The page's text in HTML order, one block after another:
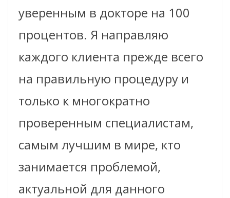
уверенным в докторе на 100
процентов. Я направляю
каждого клиента прежде всего
на правильную процедуру и
только к многократно
проверенным специалистам,
самым лучшим в мире, кто
занимается проблемой,
актуальной для данного